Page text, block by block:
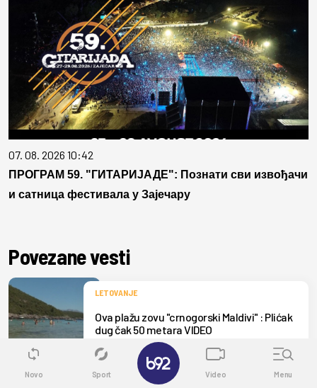
07. 08. 2026 10:42
ПРОГРАМ 59. "ГИТАРИЈАДЕ": Познати сви извођачи
и сатница фестивала у Зајечару
Povezane vesti
LETOVANJE
Ova plažu zovu "crnogorski Maldivi" : Plićak
dug čak 50 metara VIDEO
03. AVGUST
Novo Sport Video Menu
✕